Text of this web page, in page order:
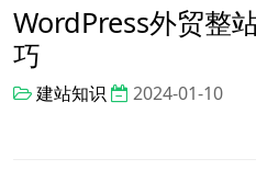
WordPress外贸整
巧
建站知识 2024-01-10